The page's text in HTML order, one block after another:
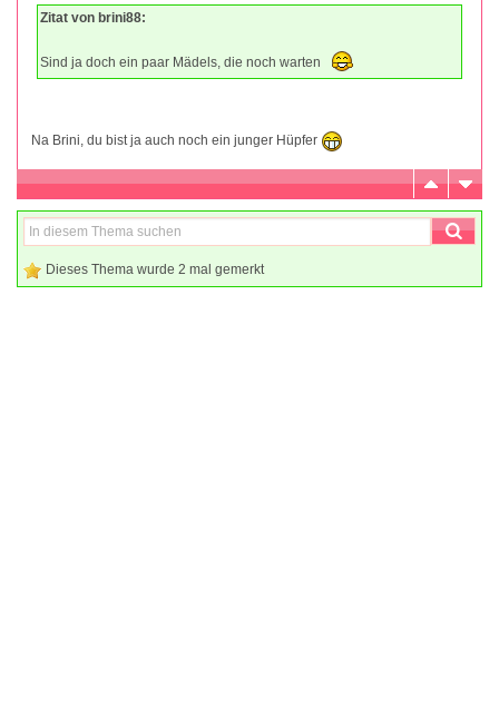
Zitat von brini88:
Sind ja doch ein paar Mädels, die noch warten
Na Brini, du bist ja auch noch ein junger Hüpfer
Dieses Thema wurde 2 mal gemerkt